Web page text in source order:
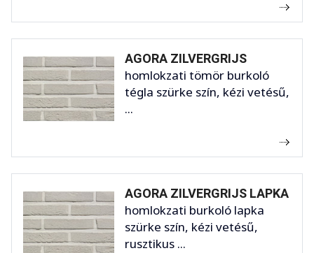
AGORA ZILVERGRIJS
homlokzati tömör burkoló
tégla szürke szín, kézi vetésű,
...
AGORA ZILVERGRIJS LAPKA
homlokzati burkoló lapka
szürke szín, kézi vetésű,
rusztikus ...